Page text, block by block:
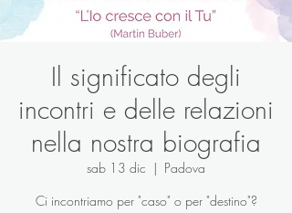
Il significato degli
incontri e delle relazioni
nella nostra biografia
sab 13 dic
  |
Padova